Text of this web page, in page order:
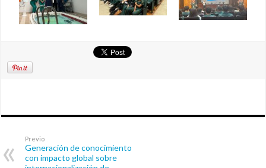
Previo
Generación de conocimiento
con impacto global sobre